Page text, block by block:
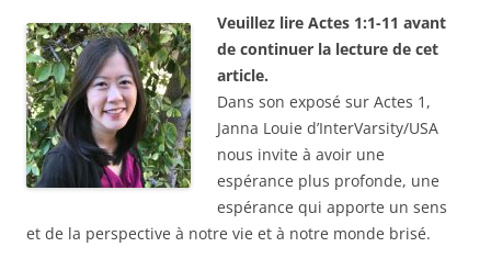
Veuillez lire Actes 1:1-11 avant
de continuer la lecture de cet
article.
Dans son exposé sur Actes 1,
Janna Louie d’InterVarsity/USA
nous invite à avoir une
espérance plus profonde, une
espérance qui apporte un sens
et de la perspective à notre vie et à notre monde brisé.